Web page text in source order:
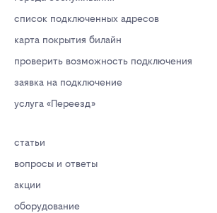
список подключенных адресов
карта покрытия билайн
проверить возможность подключения
заявка на подключение
услуга «Переезд»
статьи
вопросы и ответы
акции
оборудование